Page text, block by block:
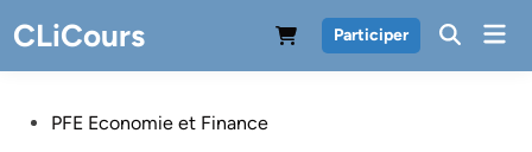
to
content
CLiCours Participer
PostedPFE Economie et Finance